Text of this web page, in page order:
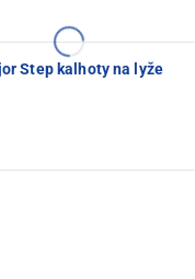
Step kalhoty na lyže